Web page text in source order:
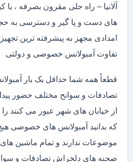
آلانیا – راه حلی مقرون بصرفه ،
های دست و پا گیر و دسترسی به
امدادی مجهز به پیشرفته ترین
تفاوت آمبولانس خصوصی و دولتی
قطعاً همه شما حداقل یک بار
تصادفات و سوانح مختلف حضور
از خیابان های شهر عبور می کنند
که بدانید آمبولانس های خصوصی
موضوعات ندارند و تمام ماشین
صحنه های دلخراش تصادفات و